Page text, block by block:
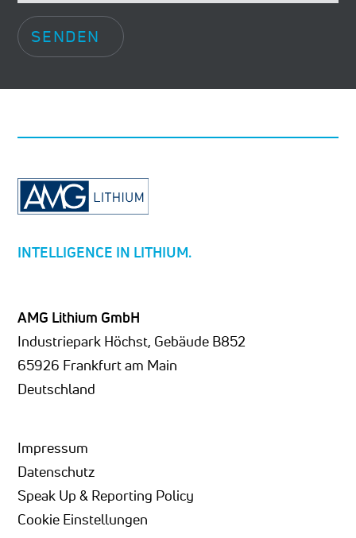
SENDEN
INTELLIGENCE IN LITHIUM.
AMG Lithium GmbH
Industriepark Höchst, Gebäude B852
65926 Frankfurt am Main
Deutschland
Impressum
Datenschutz
Speak Up & Reporting Policy
Cookie Einstellungen